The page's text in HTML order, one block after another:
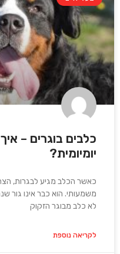
כלבים בוגרים –
יומיומית?
כאשר הכלב מגיע לבגרות,
משמעותי. הוא כבר אינו גור
לא כלב מבוגר הזקוק
לקריאה נוספת